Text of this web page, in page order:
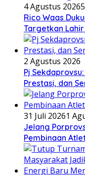
4 Agustus 2026
Rico Waas
Targetkan
2 Agustus 2026
Pj
Prestasi, dan
31 Juli 20261
Jelang
Pembinaan